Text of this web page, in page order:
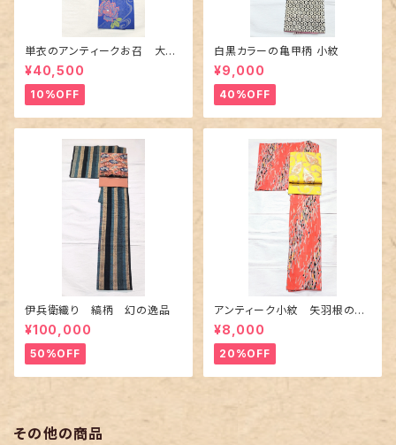
単衣のアンティークお召 大輪
の薔薇柄柄
¥40,500
10%OFF
白黒カラーの亀甲柄 小紋
¥9,000
40%OFF
伊兵衛織り 縞柄 幻の逸品
¥100,000
50%OFF
アンティーク小紋 矢羽根の地
紋に短冊柄 裄６６cm
¥8,000
20%OFF
その他の商品